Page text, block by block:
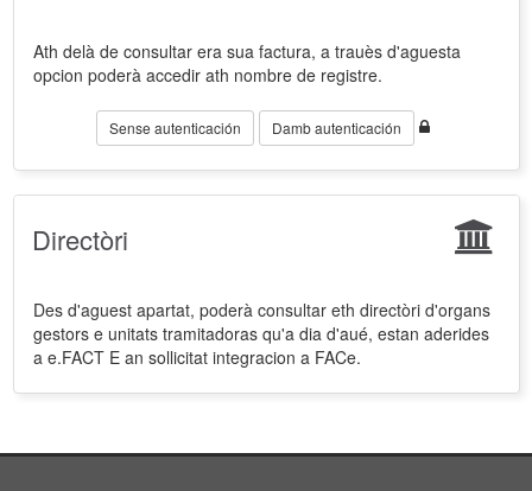
Ath delà de consultar era sua factura, a trauès d'aguesta
opcion poderà accedir ath nombre de registre.
Sense autenticación Damb autenticación
Directòri
Des d'aguest apartat, poderà consultar eth directòri d'organs
gestors e unitats tramitadoras qu'a dia d'aué, estan aderides
a e.FACT E an sollicitat integracion a FACe.